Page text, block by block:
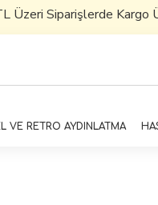
Kargo
VE RETRO AYDINLATMA